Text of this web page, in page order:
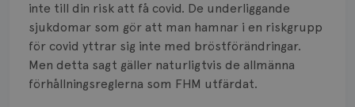
inte till din risk att få covid. De underliggande
sjukdomar som gör att man hamnar i en riskgrupp
för covid yttrar sig inte med bröstförändringar.
Men detta sagt gäller naturligtvis de allmänna
förhållningsreglerna som FHM utfärdat.
Risker
Spridd bröstcancer
Strålning